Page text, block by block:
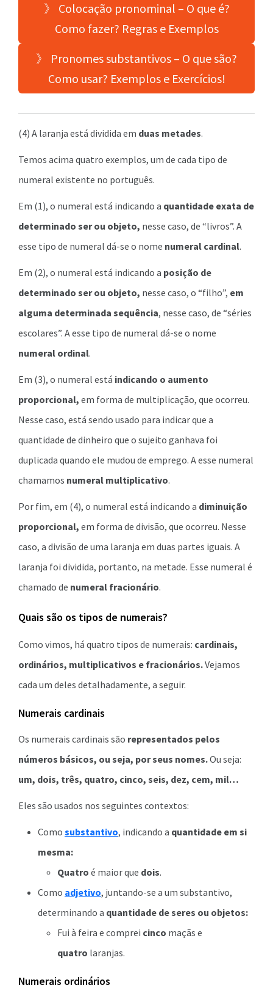
》 Colocação pronominal – O que é?
Como fazer? Regras e Exemplos
》 Pronomes substantivos – O que são?
Como usar? Exemplos e Exercícios!
(4) A laranja está dividida em duas metades.
Temos acima quatro exemplos, um de cada tipo de
numeral existente no português.
Em (1), o numeral está indicando a quantidade exata de
determinado ser ou objeto, nesse caso, de “livros”. A
esse tipo de numeral dá-se o nome numeral cardinal.
Em (2), o numeral está indicando a posição de
determinado ser ou objeto, nesse caso, o “filho”, em
alguma determinada sequência, nesse caso, de “séries
escolares”. A esse tipo de numeral dá-se o nome
numeral ordinal.
Em (3), o numeral está indicando o aumento
proporcional, em forma de multiplicação, que ocorreu.
Nesse caso, está sendo usado para indicar que a
quantidade de dinheiro que o sujeito ganhava foi
duplicada quando ele mudou de emprego. A esse numeral
chamamos numeral multiplicativo.
Por fim, em (4), o numeral está indicando a diminuição
proporcional, em forma de divisão, que ocorreu. Nesse
caso, a divisão de uma laranja em duas partes iguais. A
laranja foi dividida, portanto, na metade. Esse numeral é
chamado de numeral fracionário.
Quais são os tipos de numerais?
Como vimos, há quatro tipos de numerais: cardinais,
ordinários, multiplicativos e fracionários.Vejamos
cada um deles detalhadamente, a seguir.
Numerais cardinais
Os numerais cardinais são representados pelos
números básicos, ou seja, por seus nomes.Ou seja:
um, dois, três, quatro, cinco, seis, dez, cem, mil…
Eles são usados nos seguintes contextos:
Como substantivo, indicando a quantidade em si
mesma:
Quatro é maior que dois.
Como adjetivo, juntando-se a um substantivo,
determinando a quantidade de seres ou objetos:
Fui à feira e comprei cinco maçãs e
quatro laranjas.
Numerais ordinários